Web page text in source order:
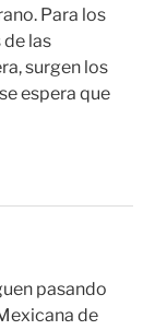
Para los
de las
surgen los
espera que
pasando
de